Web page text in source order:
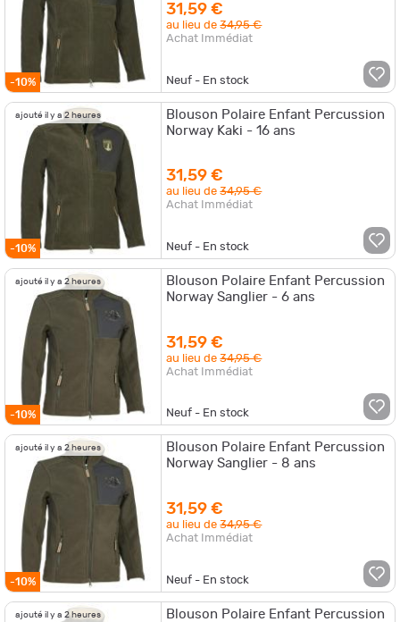
-10%
31,59 €
au lieu de34,95 €
Achat Immédiat
Neuf - En stock
ajouté il y a 2 heures
-10%
Blouson Polaire Enfant Percussion
Norway Kaki - 16 ans
31,59 €
au lieu de34,95 €
Achat Immédiat
Neuf - En stock
ajouté il y a 2 heures
-10%
Blouson Polaire Enfant Percussion
Norway Sanglier - 6 ans
31,59 €
au lieu de34,95 €
Achat Immédiat
Neuf - En stock
ajouté il y a 2 heures
-10%
Blouson Polaire Enfant Percussion
Norway Sanglier - 8 ans
31,59 €
au lieu de34,95 €
Achat Immédiat
Neuf - En stock
ajouté il y a 2 heures
Blouson Polaire Enfant Percussion